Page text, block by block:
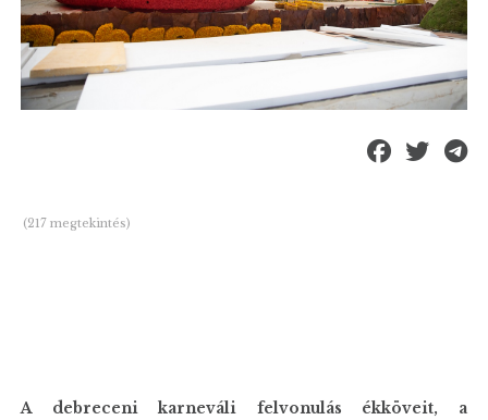
(217 megtekintés)
A debreceni karneváli felvonulás ékköveit, a